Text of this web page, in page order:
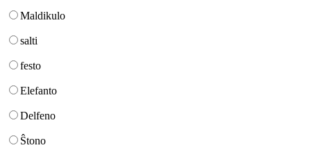
Maldikulo
salti
festo
Elefanto
Delfeno
Ŝtono